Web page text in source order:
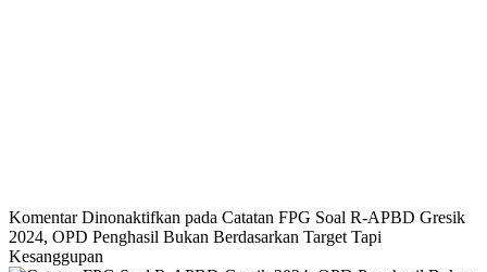
Komentar Dinonaktifkan pada Catatan FPG Soal R-APBD Gresik
2024, OPD Penghasil Bukan Berdasarkan Target Tapi
Kesanggupan